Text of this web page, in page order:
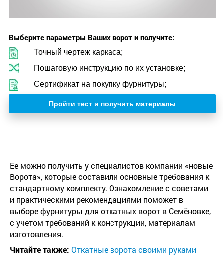
Выберите параметры Ваших ворот и получите:
Точный чертеж каркаса;
Пошаговую инструкцию по их установке;
Сертификат на покупку фурнитуры;
Пройти тест и получить материалы
Ее можно получить у специалистов компании «новые
Ворота», которые составили основные требования к
стандартному комплекту. Ознакомление с советами
и практическими рекомендациями поможет в
выборе фурнитуры для откатных ворот в Семёновке,
с учетом требований к конструкции, материалам
изготовления.
Читайте также: Откатные ворота своими руками